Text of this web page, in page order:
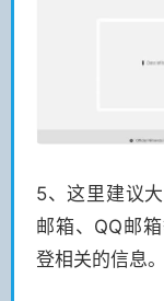
5、这里建议
邮箱、QQ邮
登相关的信息。